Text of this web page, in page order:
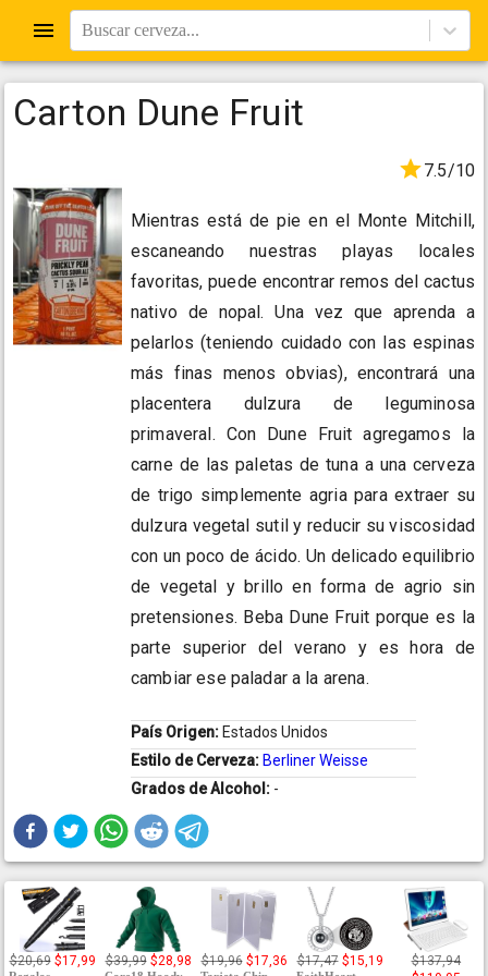
Buscar cerveza...
Carton Dune Fruit
7.5/10
Mientras está de pie en el Monte Mitchill,
escaneando nuestras playas locales
favoritas, puede encontrar remos del cactus
nativo de nopal. Una vez que aprenda a
pelarlos (teniendo cuidado con las espinas
más finas menos obvias), encontrará una
placentera dulzura de leguminosa
primaveral. Con Dune Fruit agregamos la
carne de las paletas de tuna a una cerveza
de trigo simplemente agria para extraer su
dulzura vegetal sutil y reducir su viscosidad
con un poco de ácido. Un delicado equilibrio
de vegetal y brillo en forma de agrio sin
pretensiones. Beba Dune Fruit porque es la
parte superior del verano y es hora de
cambiar ese paladar a la arena.
País Origen: Estados Unidos
Estilo de Cerveza: Berliner Weisse
Grados de Alcohol: -
$20,69 $17,99 $39,99 $28,98 $19,96 $17,36 $17,47 $15,19
$137,94